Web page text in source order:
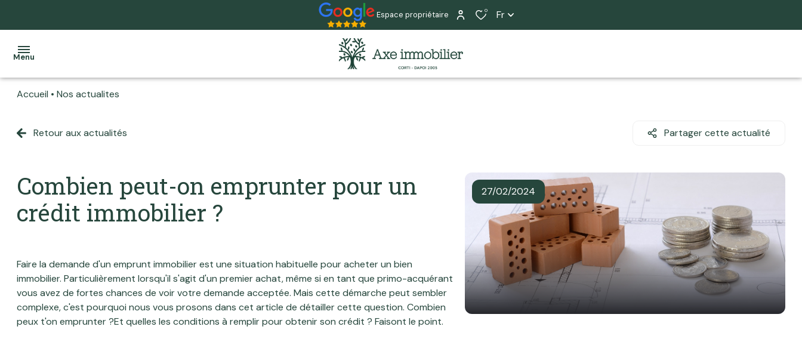
Espace propriétaire 0 Fr
Menu
Ventes
Tous
biens
Maisons
Local
professionnel
ou
commercial
Tous
biens
Maisons
professionnel
ou
commercial
Programme
neuf
Actualité
Notre
agence
L'équipe
services
Home
Avis
client
Accueil Nos actualites
Retour aux actualités Partager cette actualité
27/02/2024
Combien peut-on emprunter pour un
crédit immobilier ?
Faire la demande d'un emprunt immobilier est une situation habituelle pour acheter un bien
immobilier. Particulièrement lorsqu'il s'agit d'un premier achat, même si en tant que primo-acquérant
vous avez de fortes chances de voir votre demande acceptée. Mais cette démarche peut sembler
complexe, c'est pourquoi nous vous prosons dans cet article de détailler cette question. Combien
peux t'on emprunter ?Et quelles les conditions à remplir pour obtenir son crédit ? Faisont le point.